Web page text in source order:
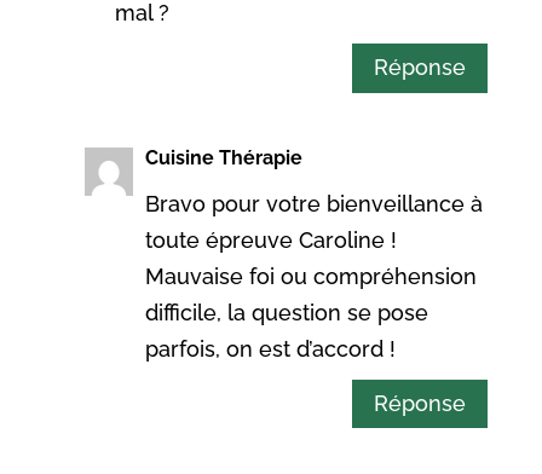
mal ?
Réponse
Cuisine Thérapie
Bravo pour votre bienveillance à
toute épreuve Caroline !
Mauvaise foi ou compréhension
difficile, la question se pose
parfois, on est d’accord !
Réponse